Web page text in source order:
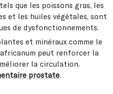
que les poissons gras, les
et les huiles végétales, sont
de dysfonctionnements.
et minéraux comme le
peut renforcer la
la circulation.
prostate.